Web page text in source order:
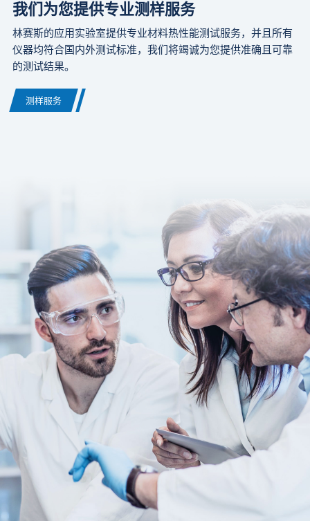
我们为您提供专业测样服务
林赛斯的应用实验室提供专业材料热性能测试服务，并且所有
仪器均符合国内外测试标准，我们将竭诚为您提供准确且可靠
的测试结果。
测样服务